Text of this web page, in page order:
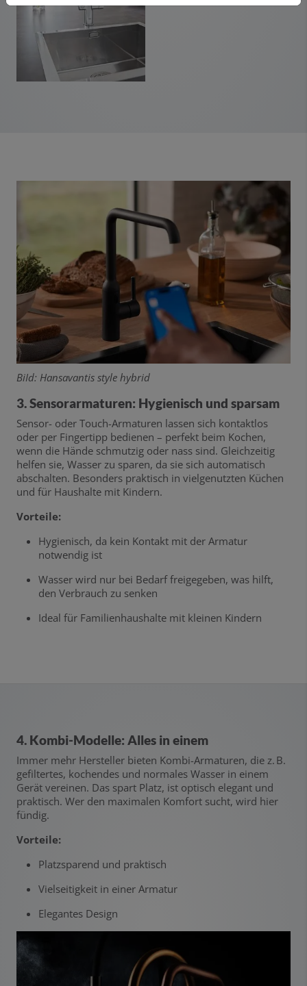
BiId: Hansavantis style hybrid
3. Sensorarmaturen: Hygienisch und sparsam
Sensor- oder Touch-Armaturen lassen sich kontaktlos
oder per Fingertipp bedienen – perfekt beim Kochen,
wenn die Hände schmutzig oder nass sind. Gleichzeitig
helfen sie, Wasser zu sparen, da sie sich automatisch
abschalten. Besonders praktisch in vielgenutzten Küchen
und für Haushalte mit Kindern.
Vorteile:
Hygienisch, da kein Kontakt mit der Armatur
notwendig ist
Wasser wird nur bei Bedarf freigegeben, was hilft,
den Verbrauch zu senken
Ideal für Familienhaushalte mit kleinen Kindern
4. Kombi-Modelle: Alles in einem
Immer mehr Hersteller bieten Kombi-Armaturen, die z. B.
gefiltertes, kochendes und normales Wasser in einem
Gerät vereinen. Das spart Platz, ist optisch elegant und
praktisch. Wer den maximalen Komfort sucht, wird hier
fündig.
Vorteile:
Platzsparend und praktisch
Vielseitigkeit in einer Armatur
Elegantes Design